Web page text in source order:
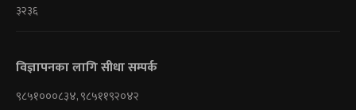
३२३६
विज्ञापनका लागि सीधा सम्पर्क
९८५१०००८३४, ९८५११९२०४२